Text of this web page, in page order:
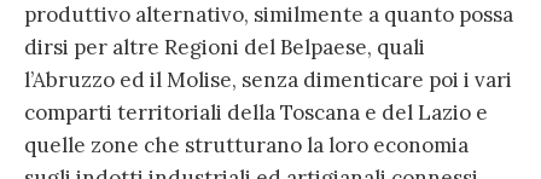
produttivo alternativo, similmente a quanto possa
dirsi per altre Regioni del Belpaese, quali
l’Abruzzo ed il Molise, senza dimenticare poi i vari
comparti territoriali della Toscana e del Lazio e
quelle zone che strutturano la loro economia